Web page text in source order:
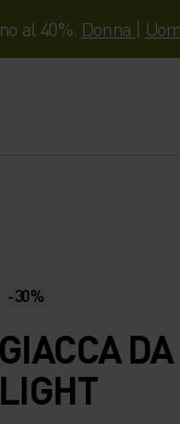
al 40%. Donna |
-30%
GIACCA
LIGHT